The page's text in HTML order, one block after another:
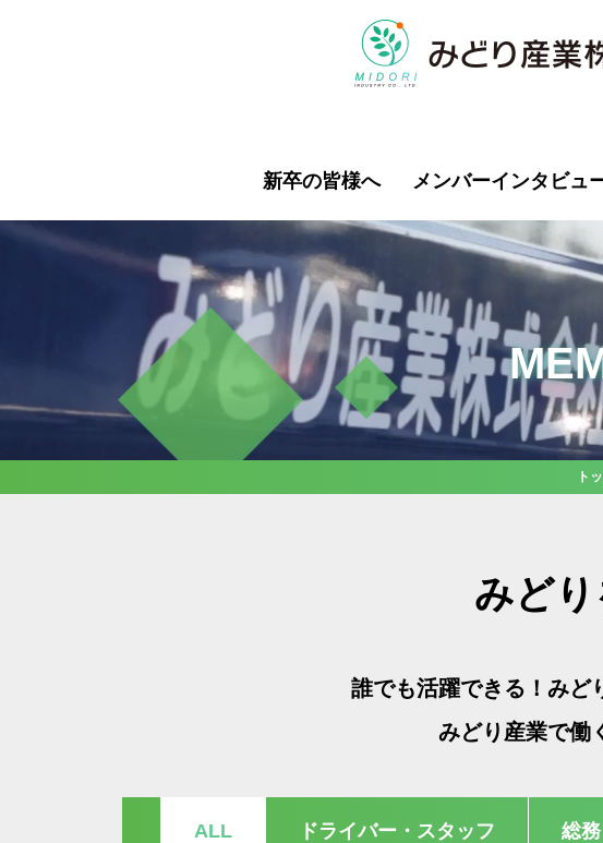
新卒の皆様へ メンバーインタビュ
ト
みどり
誰でも活躍できる！みど
みどり産業で働
ALL ドライバー・スタッフ 総